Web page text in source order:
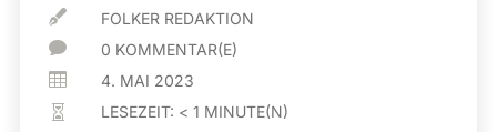
 FOLKER REDAKTION
 0 KOMMENTAR(E)
 4. MAI 2023
 LESEZEIT: < 1 MINUTE(N)